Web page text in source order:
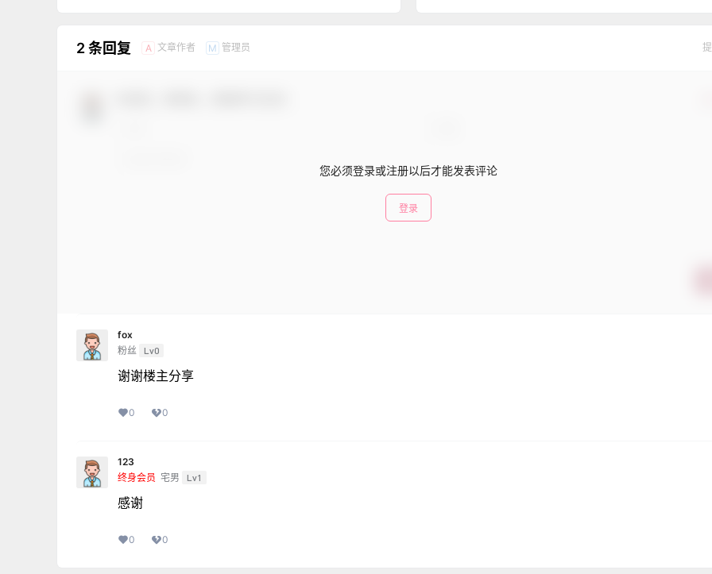
2 条回复 A 文章作者 M 管理员
您必须登录或注册以后才能发表评论
登录
fox
粉丝
Lv0
谢谢楼主分享
0 0
123
终身会员 宅男 Lv1
感谢
0 0